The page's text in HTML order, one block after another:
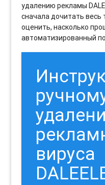
удалению рекламы
сначала дочитать весь
оценить, насколько
автоматизированный
вируса